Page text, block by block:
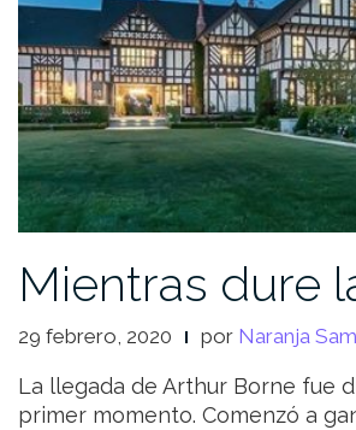
Mientras dure
29 febrero, 2020 por Naranja
La llegada de Arthur Borne fue
primer momento. Comenzó a